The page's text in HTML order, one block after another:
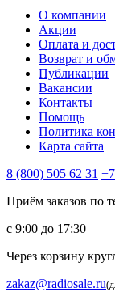
О компании
Акции
Оплата и
Возврат и
Публикации
Вакансии
Контакты
Помощь
Политика
Карта сайта
8 (800) 505 62 31
Приём заказов по
с 9:00 до 17:30
Через корзину
zakaz@radiosale.ru